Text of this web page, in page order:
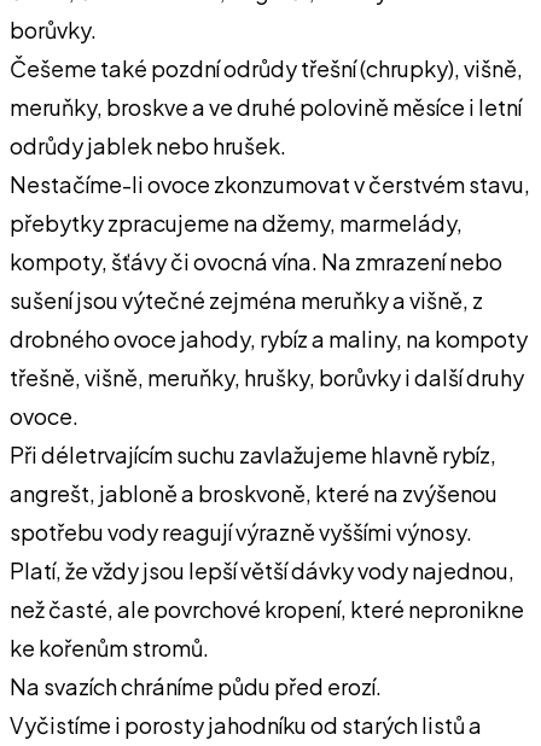
borůvky.
Češeme také pozdní odrůdy třešní (chrupky), višně,
meruňky, broskve a ve druhé polovině měsíce i letní
odrůdy jablek nebo hrušek.
Nestačíme-li ovoce zkonzumovat v čerstvém stavu,
přebytky zpracujeme na džemy, marmelády,
kompoty, šťávy či ovocná vína. Na zmrazení nebo
sušení jsou výtečné zejména meruňky a višně, z
drobného ovoce jahody, rybíz a maliny, na kompoty
třešně, višně, meruňky, hrušky, borůvky i další druhy
ovoce.
Při déletrvajícím suchu zavlažujeme hlavně rybíz,
angrešt, jabloně a broskvoně, které na zvýšenou
spotřebu vody reagují výrazně vyššími výnosy.
Platí, že vždy jsou lepší větší dávky vody najednou,
než časté, ale povrchové kropení, které nepronikne
ke kořenům stromů.
Na svazích chráníme půdu před erozí.
Vyčistíme i porosty jahodníku od starých listů a